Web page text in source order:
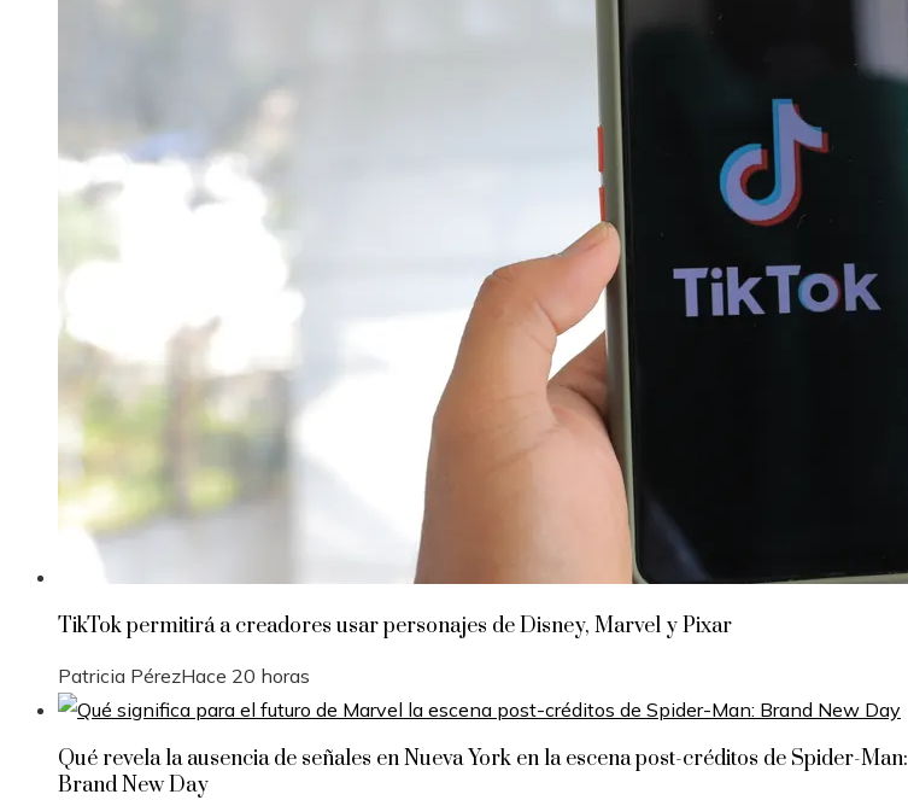
TikTok permitirá a creadores usar personajes de Disney, Marvel y Pixar
Patricia PérezHace 20 horas
Qué revela la ausencia de señales en Nueva York en la escena post-créditos de Spider-Man:
Brand New Day